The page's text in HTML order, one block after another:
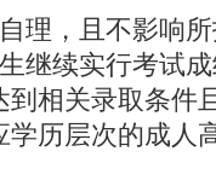
理，且不影响
继续实行考试
相关录取条件
历层次的成人